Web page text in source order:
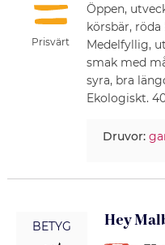
Prisvärt
Öppen,
körsbär,
Medelfyllig,
smak med
syra, bra
Ekologiskt.
Druvor:
BETYG Hey